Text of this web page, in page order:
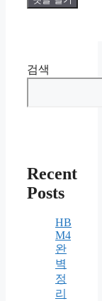
검색
Recent
Posts
HB
M4
완
벽
정
리